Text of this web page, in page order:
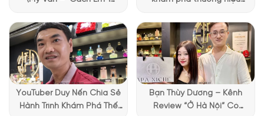
chia sẻ trải nghiệm chọn
nước hoa đầy thú vị
YouTuber Duy Nến Chia Sẻ
Hành Trình Khám Phá Thế
Bạn Thùy Dương – Kênh
Review “Ở Hà Nội” Có